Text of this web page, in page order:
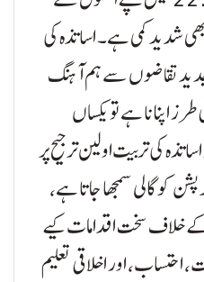
بھی شدید کمی ہے۔ اساتذہ کی
تقاضوں سے ہم آہنگ
اپنانا ہے تو یکساں
کی تربیت اولین ترجیح پر
کو گالی سمجھا جاتا ہے،
کے خلاف سخت اقدامات کیے
احتساب، اور اخلاقی تعلیم